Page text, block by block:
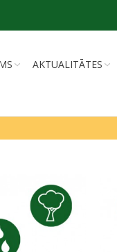
AKTUALITĀTES